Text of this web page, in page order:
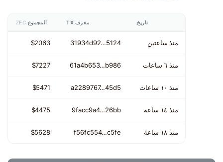
تاريخ معرف TX المجموع
منذ ساعتين 31934d92…5124
$2063
منذ ٦ ساعات 61a4b653…b986
$7227
منذ ١٠ ساعات a2289767…45d5
$5471
منذ ١٤ ساعة 9facc9a4…26bb
$4475
منذ ١٨ ساعة f56fc554…c5fe
$5628